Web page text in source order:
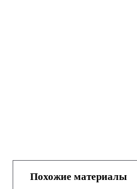
Похожие материалы